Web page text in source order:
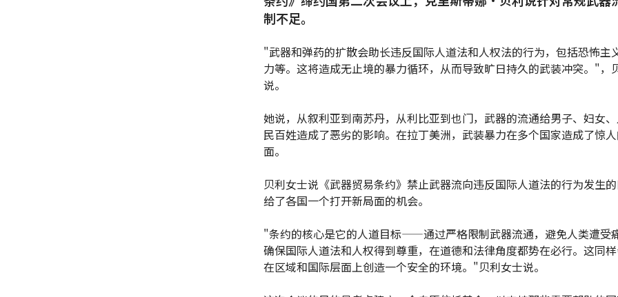
制不足。
"武器和弹药的扩散会助长违反国际人道法和人权法的行为，包括恐怖主
力等。这将造成无止境的暴力循环，从而导致旷日持久的武装冲突。"，
说。
她说，从叙利亚到南苏丹，从利比亚到也门，武器的流通给男子、妇女
民百姓造成了恶劣的影响。在拉丁美洲，武装暴力在多个国家造成了惊
面。
贝利女士说《武器贸易条约》禁止武器流向违反国际人道法的行为发生
给了各国一个打开新局面的机会。
"条约的核心是它的人道目标——通过严格限制武器流通，避免人类遭受
确保国际人道法和人权得到尊重，在道德和法律角度都势在必行。这同
在区域和国际层面上创造一个安全的环境。"贝利女士说。